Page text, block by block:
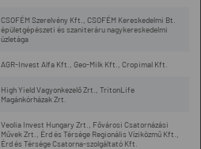
CSOFÉM Szerelvény Kft., CSOFÉM Kereskedelmi Bt.
épületgépészeti és szaniteráru nagykereskedelmi
üzletága
AGR-Invest Alfa Kft., Geo-Milk Kft., Cropimal Kft.
High Yield Vagyonkezelő Zrt., TritonLife
Magánkórházak Zrt.
Veolia Invest Hungary Zrt., Fővárosi Csatornázási
Művek Zrt., Érd és Térsége Regionális Víziközmű Kft.,
Érd és Térsége Csatorna-szolgáltató Kft.